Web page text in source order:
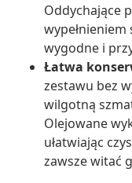
Oddychające
wypełnieniem
wygodne i
Łatwa
zestawu bez
wilgotną
Olejowane
ułatwiając
zawsze witać